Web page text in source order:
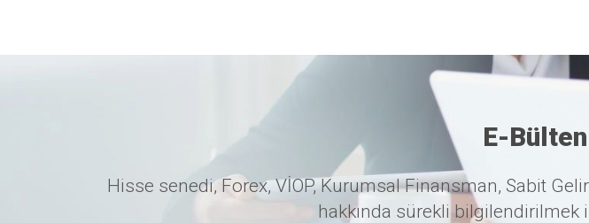
E-
Hisse senedi, Forex, VİOP, Kurumsal Finansman, Sabit
hakkında sürekli